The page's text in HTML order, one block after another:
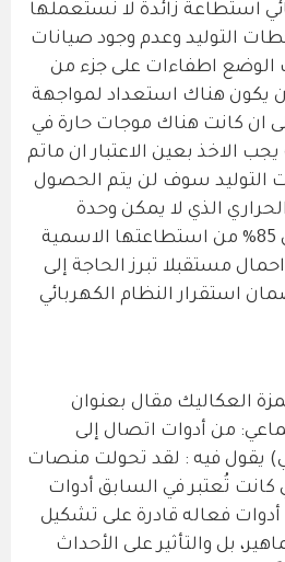
استطاعة زائدة لا نستعملها
التوليد وعدم وجود صيانات
الوضع اطفاءات على جزء من
يكون هناك استعداد لمواجهة
ان كانت هناك موجات حارة في
الاخذ بعين الاعتبار ان ماتم
التوليد سوف لن يتم الحصول
الذي لا يمكن وحدة
التوليد من انتاج اكثر من 85% من استطاعتها الاسمية
مستقبلا تبرز الحاجة إلى
استقرار النظام الكهربائي
العكاليك مقال بعنوان
من أدوات اتصال إلى
يقول فيه : لقد تحولت منصات
كانت تُعتبر في السابق أدوات
فعاله قادرة على تشكيل
بل والتأثير على الأحداث